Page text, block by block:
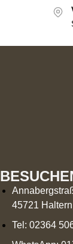
45721
Tel: 02364